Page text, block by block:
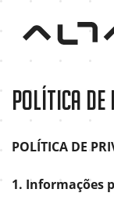
Política de
POLÍTICA DE
1. Informações